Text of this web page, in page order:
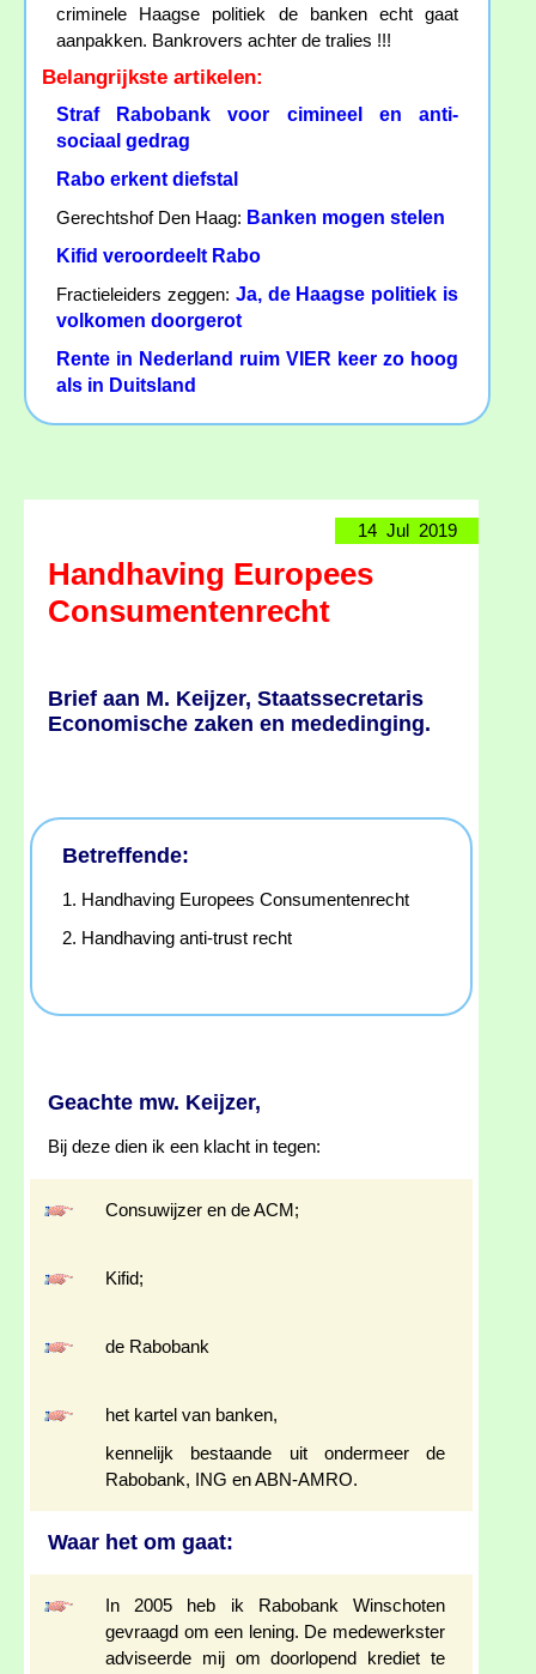
criminele Haagse politiek de banken echt gaat
aanpakken. Bankrovers achter de tralies !!!
Belangrijkste artikelen:
Straf Rabobank voor cimineel en anti-
sociaal gedrag
Rabo erkent diefstal
Gerechtshof Den Haag: Banken mogen stelen
Kifid veroordeelt Rabo
Fractieleiders zeggen: Ja, de Haagse politiek is
volkomen doorgerot
Rente in Nederland ruim VIER keer zo hoog
als in Duitsland
14 Jul 2019
Handhaving Europees
Consumentenrecht
Brief aan M. Keijzer, Staatssecretaris
Economische zaken en mededinging.
Betreffende:
1. Handhaving Europees Consumentenrecht
2. Handhaving anti-trust recht
Geachte mw. Keijzer,
Bij deze dien ik een klacht in tegen:
Consuwijzer en de ACM;
Kifid;
de Rabobank
het kartel van banken,
kennelijk bestaande uit ondermeer de
Rabobank, ING en ABN-AMRO.
Waar het om gaat:
In 2005 heb ik Rabobank Winschoten
gevraagd om een lening. De medewerkster
adviseerde mij om doorlopend krediet te